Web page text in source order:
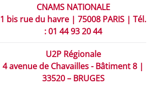
CNAMS NATIONALE
1 bis rue du havre | 75008 PARIS | Tél.
: 01 44 93 20 44
U2P Régionale
4 avenue de Chavailles - Bâtiment 8 |
33520 – BRUGES